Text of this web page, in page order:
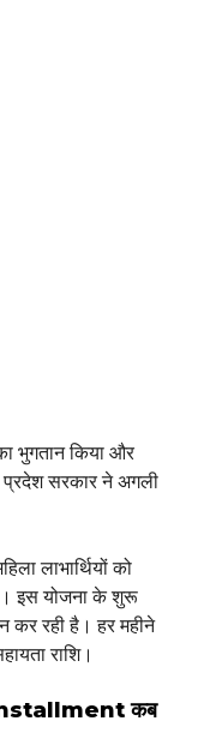
भुगतान किया और
प्रदेश सरकार ने अगली
लाभार्थियों को
इस योजना के शुरू
कर रही है। हर महीने
राशि।
कब